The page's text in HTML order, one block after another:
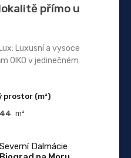
přímo u
Luxusní a vysoce
OIKO v jedinečném
prostor (m²)
44 m²
Severní Dalmácie